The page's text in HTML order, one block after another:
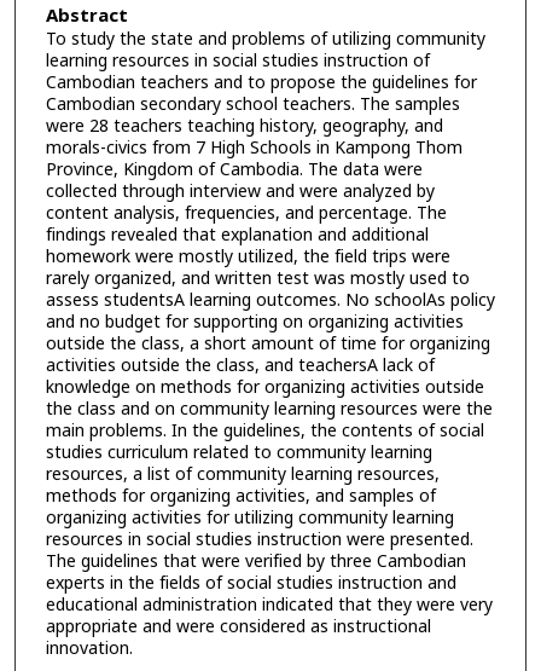
Abstract
To study the state and problems of utilizing community
learning resources in social studies instruction of
Cambodian teachers and to propose the guidelines for
Cambodian secondary school teachers. The samples
were 28 teachers teaching history, geography, and
morals-civics from 7 High Schools in Kampong Thom
Province, Kingdom of Cambodia. The data were
collected through interview and were analyzed by
content analysis, frequencies, and percentage. The
findings revealed that explanation and additional
homework were mostly utilized, the field trips were
rarely organized, and written test was mostly used to
assess studentsA learning outcomes. No schoolAs policy
and no budget for supporting on organizing activities
outside the class, a short amount of time for organizing
activities outside the class, and teachersA lack of
knowledge on methods for organizing activities outside
the class and on community learning resources were the
main problems. In the guidelines, the contents of social
studies curriculum related to community learning
resources, a list of community learning resources,
methods for organizing activities, and samples of
organizing activities for utilizing community learning
resources in social studies instruction were presented.
The guidelines that were verified by three Cambodian
experts in the fields of social studies instruction and
educational administration indicated that they were very
appropriate and were considered as instructional
innovation.